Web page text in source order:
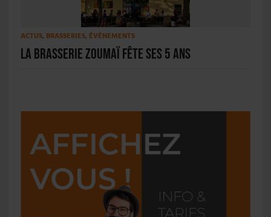
ACTUS, BRASSERIES, ÉVÉNEMENTS
La brasserie Zoumaï fête ses 5 ans